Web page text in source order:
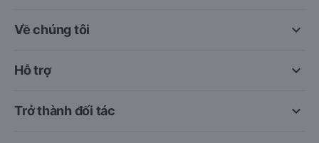
keyboard_arrow_down
Về chúng tôi
keyboard_arrow_down
Hỗ trợ
keyboard_arrow_down
Trở thành đối tác